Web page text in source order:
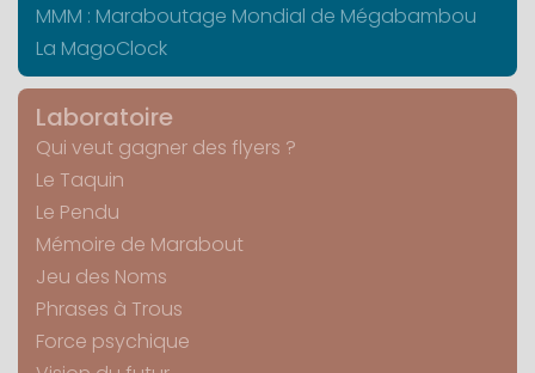
MMM : Maraboutage Mondial de Mégabambou
La MagoClock
Laboratoire
Qui veut gagner des flyers ?
Le Taquin
Le Pendu
Mémoire de Marabout
Jeu des Noms
Phrases à Trous
Force psychique